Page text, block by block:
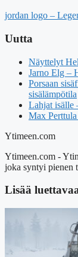
jordan logo –
Uutta
Näyttelyt
Jarno Elg –
Porsaan
sisälämpötila
Lahjat isälle
Max
Ytimeen.com
Ytimeen.com -
joka syntyi pienen
Lisää